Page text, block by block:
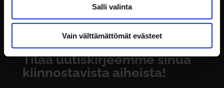
Salli valinta
Vain välttämättömät evästeet
Tilaa uutiskirjeemme sinua
kiinnostavista aiheista!